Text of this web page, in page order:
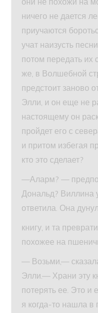
ничего не дается
приучаются
учат наизусть
потом передать их
же, в Волшебной
предстоит заново
Элли, и он еще не
настоящему он
пройдет его с
и притом избегая
кто это сделает?
—Аларм? —
Дональд? Виллина
ответила. Она
книгу, и та
похожее на
— Возьми,—
Элли.— Храни эту
потерять ее. Это и
я когда-то нашла